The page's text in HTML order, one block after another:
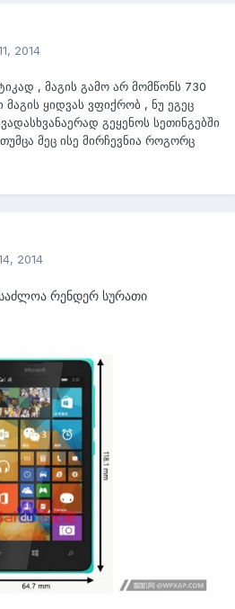
2014
, მაგის გამო არ მომწონს 730
მაგის ყიდვას ვფიქრობ , ნუ ეგეც
გეყენოს სეთინგებში
მეც ისე მირჩევნია როგორც
2014
რენდერ სურათი